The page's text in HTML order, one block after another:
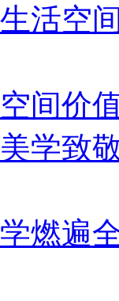
活空
间价
学致
燃遍